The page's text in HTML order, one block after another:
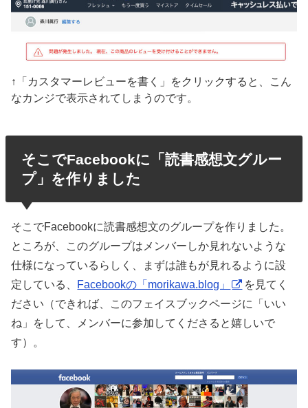
↑「カスタマーレビューを書く」をクリックすると、こん
なカンジで表示されてしまうのです。
そこでFacebookに「読書感想文グルー
プ」を作りました
そこでFacebookに読書感想文のグループを作りました。
ところが、このグループはメンバーしか見れないような
仕様になっているらしく、まずは誰もが見れるように設
定している、 Facebookの「morikawa.blog」
を見てく
ださい（できれば、このフェイスブックページに「いい
ね」をして、メンバーに参加してくださると嬉しいで
す）。